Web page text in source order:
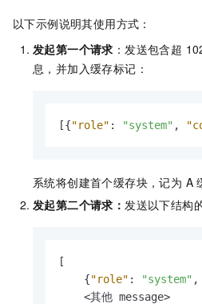
以下示例说明其使用方式：
发起第一个请求 ：发送包含超
息，并加入缓存标记：
[{"role" : "system" ,
系统将创建首个缓存块，记为 A
发起第二个请求： 发送以下结构
[
{"role" : "system" ,
    <其他 message>